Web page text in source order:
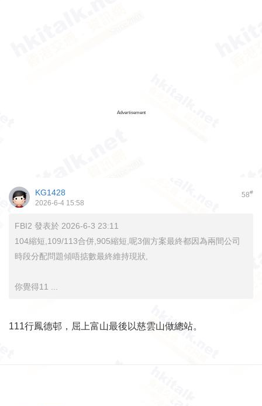
Advertisement
58#
KG1428
2026-6-4 15:58
FBI2 發表於 2026-6-3 23:11
104縮短,109/113合併,905縮短,呢3個方案最終都因為兩間公司
時段分配問題傾唔掂數最終維持現狀,
你覺得11 ...
111行鳳德邨，屈上富山最後以慈雲山做總站。